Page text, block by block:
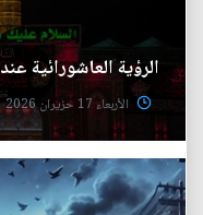
الرؤية العاشورائية
الأربعاء 17 حزيران 2026